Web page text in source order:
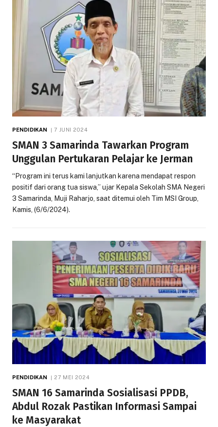
PENDIDIKAN 7 JUNI 2024
SMAN 3 Samarinda Tawarkan Program
Unggulan Pertukaran Pelajar ke Jerman
“Program ini terus kami lanjutkan karena mendapat respon
positif dari orang tua siswa,” ujar Kepala Sekolah SMA Negeri
3 Samarinda, Muji Raharjo, saat ditemui oleh Tim MSI Group,
Kamis, (6/6/2024).
PENDIDIKAN 27 MEI 2024
SMAN 16 Samarinda Sosialisasi PPDB,
Abdul Rozak Pastikan Informasi Sampai
ke Masyarakat